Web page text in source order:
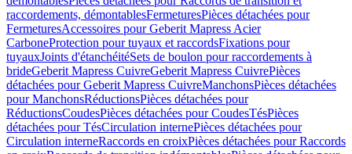
raccordements, démontablesFermeturesPièces détachées pour
FermeturesAccessoires pour Geberit Mapress Acier
CarboneProtection pour tuyaux et raccordsFixations pour
tuyauxJoints d'étanchéitéSets de boulon pour raccordements à
brideGeberit Mapress CuivreGeberit Mapress CuivrePièces
détachées pour Geberit Mapress CuivreManchonsPièces détachées
pour ManchonsRéductionsPièces détachées pour
RéductionsCoudesPièces détachées pour CoudesTésPièces
détachées pour TésCirculation internePièces détachées pour
Circulation interneRaccords en croixPièces détachées pour Raccords